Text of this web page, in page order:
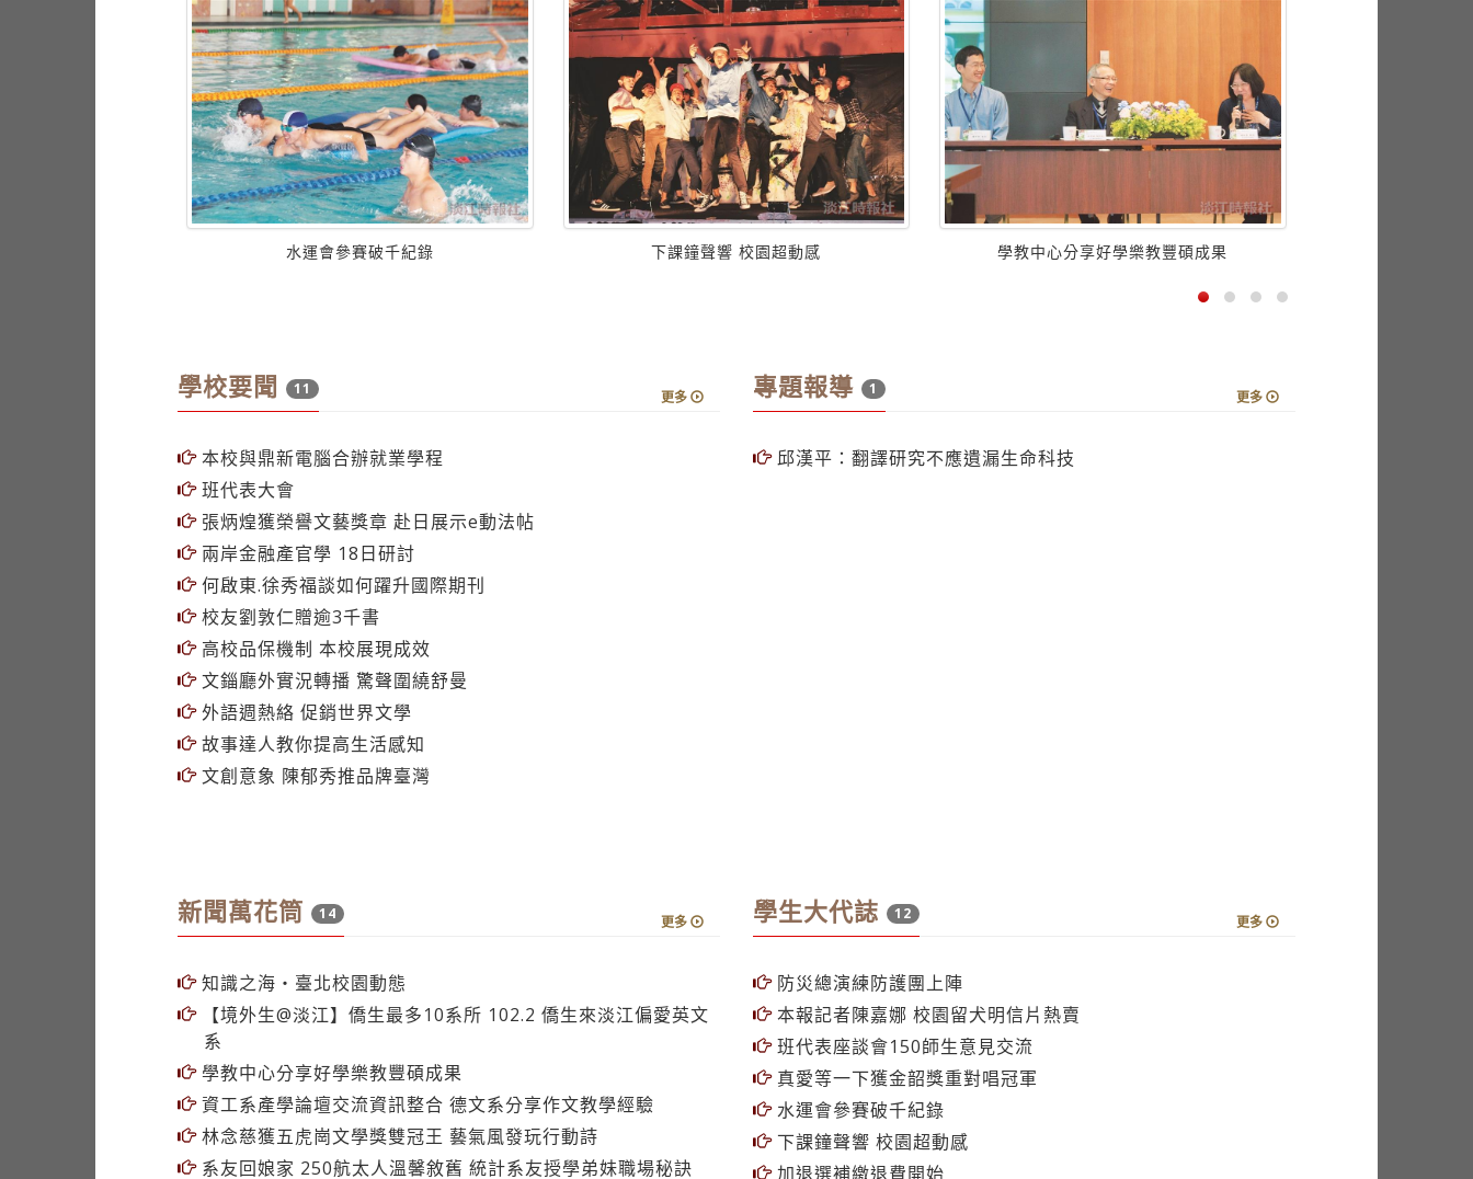
水運會參賽破千紀錄 下課鐘聲響 校園超動感
本校與鼎新電腦合辦就業學程
班代表大會
兩岸金融產官學 18日研討
何啟東.徐秀福談如何躍升國際期刊
校友劉敦仁贈逾3千書
高校品保機制 本校展現成效
文錙廳外實況轉播 驚聲圍繞舒曼
外語週熱絡 促銷世界文學
故事達人教你提高生活感知
文創意象 陳郁秀推品牌臺灣
邱漢平：翻譯研究不應遺漏生命科技
知識之海‧臺北校園動態
【境外生@淡江】僑生最多10系所 102.2 僑生來淡江偏愛英文
學教中心分享好學樂教豐碩成果
資工系產學論壇交流資訊整合 德文系分享作文教學經驗
林念慈獲五虎崗文學獎雙冠王 藝氣風發玩行動詩
系友回娘家 250航太人溫馨敘舊 統計系友授學弟妹職場秘訣
愛情宣言談兩性 黃聲遠談建築反省
趣味玩物理
防災總演練防護團上陣
本報記者陳嘉娜 校園留犬明信片熱賣
真愛等一下獲金韶獎重對唱冠軍
水運會參賽破千紀錄
下課鐘聲響 校園超動感
加退選補繳退費開始
理學院打LOL盃促情誼
熱舞社參加第20屆全國大專舞展